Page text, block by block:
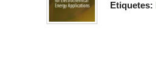
Etiquetes: